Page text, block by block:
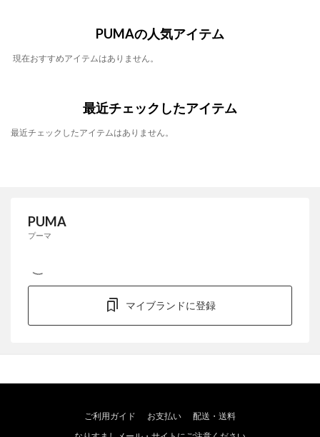
PUMAの人気アイテム
現在おすすめアイテムはありません。
最近チェックしたアイテム
最近チェックしたアイテムはありません。
PUMA
プーマ
マイブランドに登録
ご利用ガイド お支払い
配送・送料